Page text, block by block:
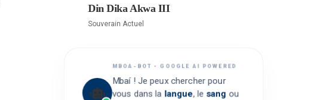
Din Dika Akwa III
Souverain Actuel
MBOA-BOT • GOOGLE AI POWERED
Mbaí ! Je peux chercher pour
vous dans la langue, le sang ou